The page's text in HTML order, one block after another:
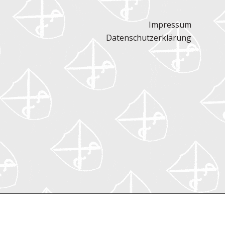
Impressum
Datenschutzerklärung